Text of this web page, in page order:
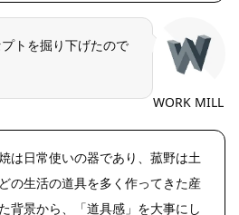
トを掘り下げたので
WORK MILL
は日常使いの器であり、菰野は土
の生活の道具を多く作ってきた産
背景から、「道具感」を大事にし